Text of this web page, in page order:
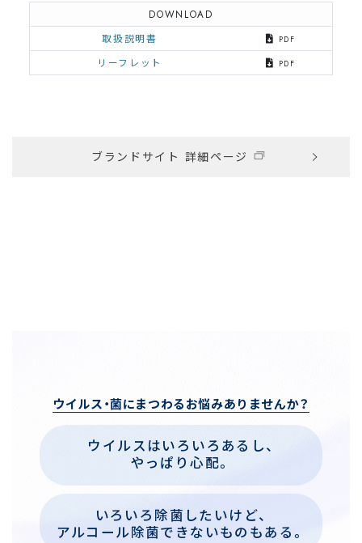
DOWNLOAD
取扱説明書
PDF
リーフレット PDF
ブランドサイト 詳細ページ
ウイルス・菌にまつわるお悩みありませんか？
ウイルスはいろいろあるし、
やっぱり心配。
いろいろ 除菌したいけど、
アルコール除菌できないものもある。